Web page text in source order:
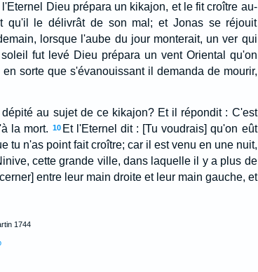
l'Eternel Dieu prépara un kikajon, et le fit croître au-
le délivrât de son mal; et Jonas se réjouit
lorsque l'aube du jour monterait, un ver qui
fut levé Dieu prépara un vent Oriental qu'on
sorte que s'évanouissant il demanda de mourir,
au sujet de ce kikajon? Et il répondit : C'est
la mort. 10 Et l'Eternel dit : [Tu voudrais] qu'on eût
tu n'as point fait croître; car il est venu en une nuit,
cette grande ville, dans laquelle il y a plus de
entre leur main droite et leur main gauche, et
1744